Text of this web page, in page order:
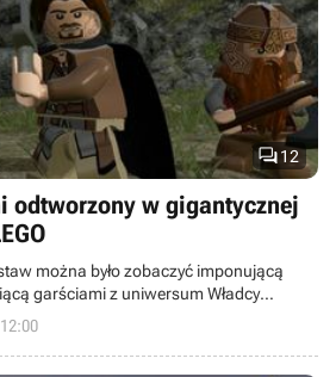
12
odtworzony w gigantycznej
można było zobaczyć imponującą
garściami z uniwersum Władcy
rekord Guinnessa jako największa